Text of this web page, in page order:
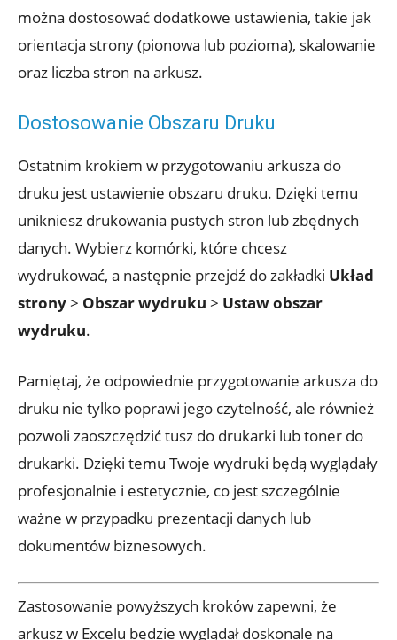
można dostosować dodatkowe ustawienia, takie jak
orientacja strony (pionowa lub pozioma), skalowanie
oraz liczba stron na arkusz.
Dostosowanie Obszaru Druku
Ostatnim krokiem w przygotowaniu arkusza do
druku jest ustawienie obszaru druku. Dzięki temu
unikniesz drukowania pustych stron lub zbędnych
danych. Wybierz komórki, które chcesz
wydrukować, a następnie przejdź do zakładki Układ
strony> Obszar wydruku > Ustaw obszar
wydruku.
Pamiętaj, że odpowiednie przygotowanie arkusza do
druku nie tylko poprawi jego czytelność, ale również
pozwoli zaoszczędzić tusz do drukarki lub toner do
drukarki. Dzięki temu Twoje wydruki będą wyglądały
profesjonalnie i estetycznie, co jest szczególnie
ważne w przypadku prezentacji danych lub
dokumentów biznesowych.
Zastosowanie powyższych kroków zapewni, że
arkusz w Excelu będzie wyglądał doskonale na